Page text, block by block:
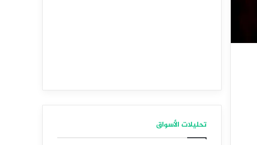
تحليلات الأسواق